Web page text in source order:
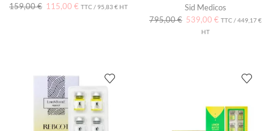
159,00€ 115,00 € TTC / 95,83€ HT
Sid Medicos
795,00€ 539,00 € TTC /449,17€
HT